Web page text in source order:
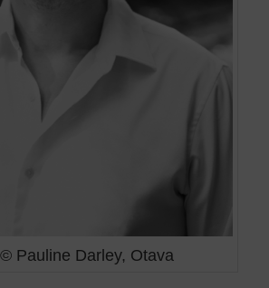
Pauline Darley, Otava